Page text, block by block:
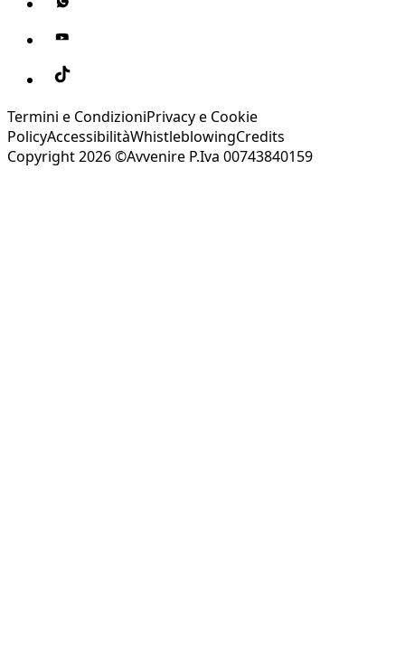
Termini e CondizioniPrivacy e Cookie
PolicyAccessibilitàWhistleblowingCredits
Copyright 2026 ©Avvenire P.Iva 00743840159